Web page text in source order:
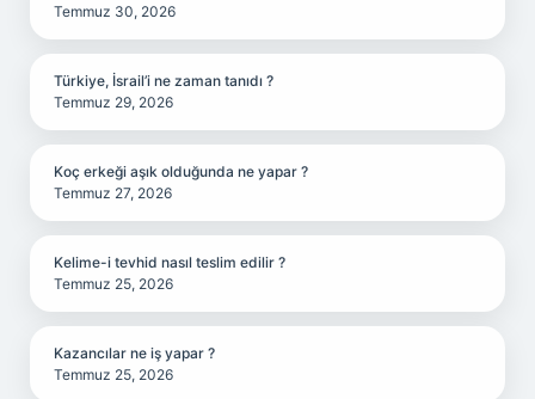
Temmuz 30, 2026
Türkiye, İsrail’i ne zaman tanıdı ?
Temmuz 29, 2026
Koç erkeği aşık olduğunda ne yapar ?
Temmuz 27, 2026
Kelime-i tevhid nasıl teslim edilir ?
Temmuz 25, 2026
Kazancılar ne iş yapar ?
Temmuz 25, 2026